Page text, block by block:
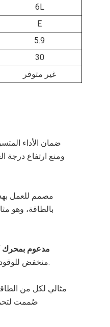
6L
E
5.9
30
غير متوفر
ومنع ارتفاع درجة
بالطاقة، وهو
مدعوم بمحرك
منخفض للوقود، وعمر خدمة طويل لتحقيق الأداء الأمثل.
4. مثالي لكل من
صُممت